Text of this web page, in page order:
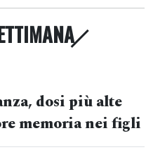
dosi più alte
memoria nei figli